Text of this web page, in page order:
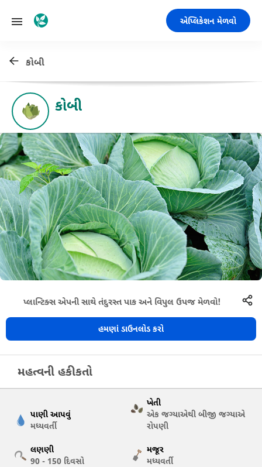
એપ્લિકેશન મેળવો
કોબી
કોબી
પ્લાન્ટિક્સ એપની સાથે તંદુરસ્ત પાક અને વિપુલ ઉપજ મેળવો!
હમણાં ડાઉનલોડ કરો
મહત્વની હકીકતો
પાણી આપવું
મધ્યવર્તી
ખેતી
એક જગ્યાએથી બીજી જગ્યાએ
રોપણી
લણણી
90 - 150 દિવસો
મજૂર
મધ્યવર્તી